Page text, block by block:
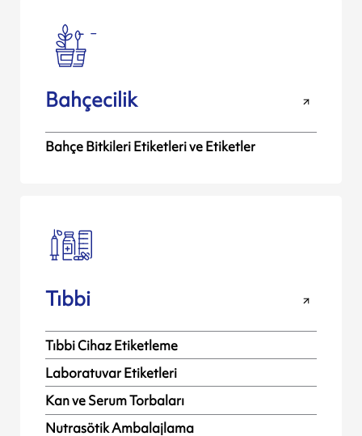
Bahçecilik
Bahçe Bitkileri Etiketleri ve Etiketler
Tıbbi
Tıbbi Cihaz Etiketleme
Laboratuvar Etiketleri
Kan ve Serum Torbaları
Nutrasötik Ambalajlama